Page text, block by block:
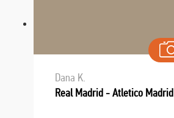
Dana K.
Real Madrid - Atletico Madrid